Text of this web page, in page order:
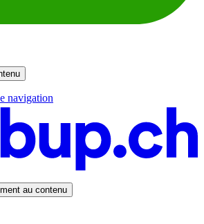
navigation
au contenu